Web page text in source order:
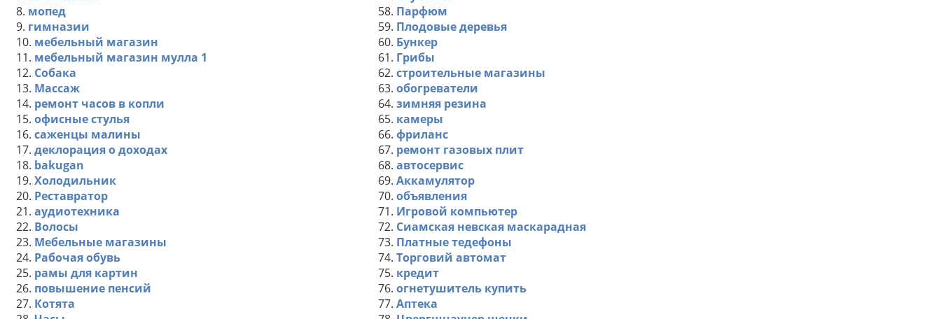
8. мопед
9. гимназии
10. мебельный магазин
11. мебельный магазин мулла 1
12. Собака
13. Массаж
14. ремонт часов в копли
15. офисные стулья
16. саженцы малины
17. деклорация о доходах
18. bakugan
19. Холодильник
20. Реставратор
21. аудиотехника
22. Волосы
23. Мебельные магазины
24. Рабочая обувь
25. рамы для картин
26. повышение пенсий
27. Котята
58. Парфюм
59. Плодовые деревья
60. Бункер
61. Грибы
62. строительные магазины
63. обогреватели
64. зимняя резина
65. камеры
66. фриланс
67. ремонт газовых плит
68. автосервис
69. Аккамулятор
70. объявления
71. Игровой компьютер
72. Сиамская невская маскарадная
73. Платные тедефоны
74. Торговий автомат
75. кредит
76. огнетушитель купить
77. Аптека